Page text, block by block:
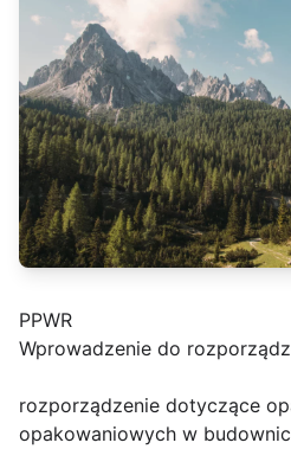
PPWR
Wprowadzenie do
rozporządzenie dotyczące
opakowaniowych w